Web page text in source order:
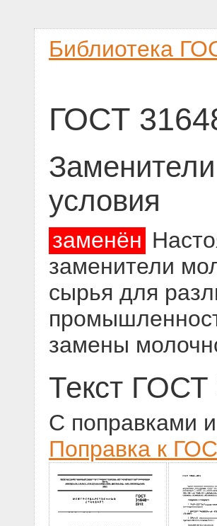
Библиотека
ГОСТ
условия
заменён
заменители
сырья для
замены
Текст ГОСТ
С поправками
Поправка к